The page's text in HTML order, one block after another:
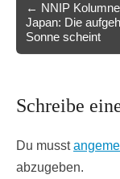
navigation
← NNIP
Japan: Die
Sonne scheint
Schreibe
Du musst
abzugeben.